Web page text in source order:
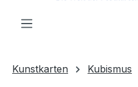
Kunstkarten Kubismus